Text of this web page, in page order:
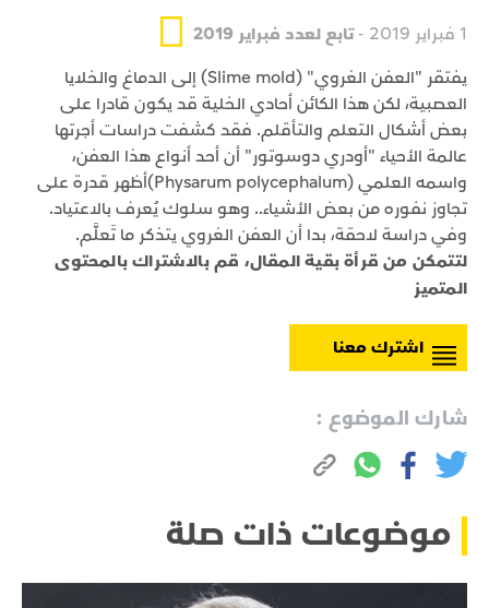
1 فبراير 2019 -
تابع لعدد فبراير 2019
يفتقر "العفن الغروي" (Slime mold) إلى الدماغ والخلايا
العصبية، لكن هذا الكائن أحادي الخلية قد يكون قادرا على
بعض أشكال التعلم والتأقلم. فقد كشفت دراسات أجرتها
عالمة الأحياء "أودري دوسوتور" أن أحد أنواع هذا العفن،
واسمه العلمي (Physarum polycephalum)أظهر قدرة على
تجاوز نفوره من بعض الأشياء.. وهو سلوك يُعرف بالاعتياد.
وفي دراسة لاحقة، بدا أن العفن الغروي يتذكر ما تَعلَّم.
لتتمكن من قرأة بقية المقال، قم بالاشتراك بالمحتوى
المتميز
اشترك معنا
شارك الموضوع :
موضوعات ذات صلة